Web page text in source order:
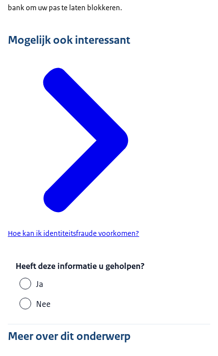
bank om uw pas te laten blokkeren.
Mogelijk ook interessant
Hoe kan ik identiteitsfraude voorkomen?
Heeft deze informatie u geholpen?
Ja
Nee
Meer over dit onderwerp